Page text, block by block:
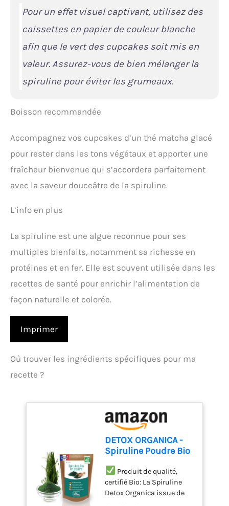
Pour un effet visuel captivant, utilisez des
caissettes en papier de couleur blanche
afin que le vert des cupcakes soit mis en
valeur. Assurez-vous de bien mélanger la
spiruline pour éviter les grumeaux.
Boisson recommandée
Accompagnez vos cupcakes d’un thé matcha glacé
pour rester dans les tons végétaux et apporter une
fraîcheur bienvenue qui s’accordera parfaitement
avec la saveur douceâtre de la spiruline.
L’info en plus
La spiruline est une algue reconnue pour ses
multiples bienfaits, notamment sa richesse en
protéines et en fer. Elle est souvent utilisée dans les
recettes de santé pour enrichir l’alimentation de
façon naturelle et colorée.
Imprimer
Où trouver les ingrédients spécifiques pour ma
recette ?
DETOX ORGANICA -
Spiruline Poudre Bio
Naturelle
Produit de qualité,
certifié Bio: La Spiruline
Detox Organica issue de